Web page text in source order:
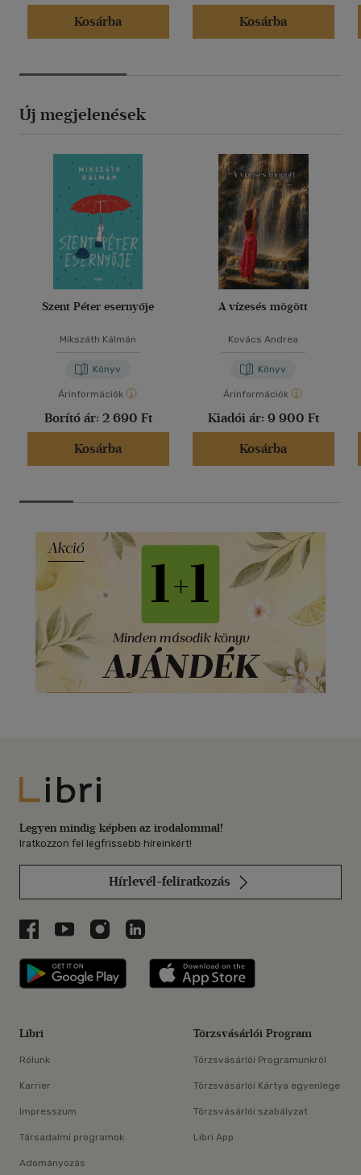
Kosárba
Kosárba
Új megjelenések
Szent Péter esernyője
Mikszáth Kálmán
Könyv
Árinformációk
Borító ár: 2 690 Ft
Kosárba
A vízesés mögött
Kovács Andrea
Könyv
Árinformációk
Kiadói ár: 9 900 Ft
Kosárba
Libri
Legyen mindig képben az irodalommal!
Iratkozzon fel legfrissebb híreinkért!
Hírlevél-feliratkozás
Libri a Facebookon
Libri a Youtube-on
Libri az Instagramon
Libri a LinkedInen
Libri applikáció Szerezd meg: Google
Libri
Rólunk
Karrier
Impresszum
Társadalmi programok
Adományozás
Törzsvásárlói Program
Törzsvásárlói Programunkról
Törzsvásárlói Kártya egyenlege
Törzsvásárlói szabályzat
Libri App